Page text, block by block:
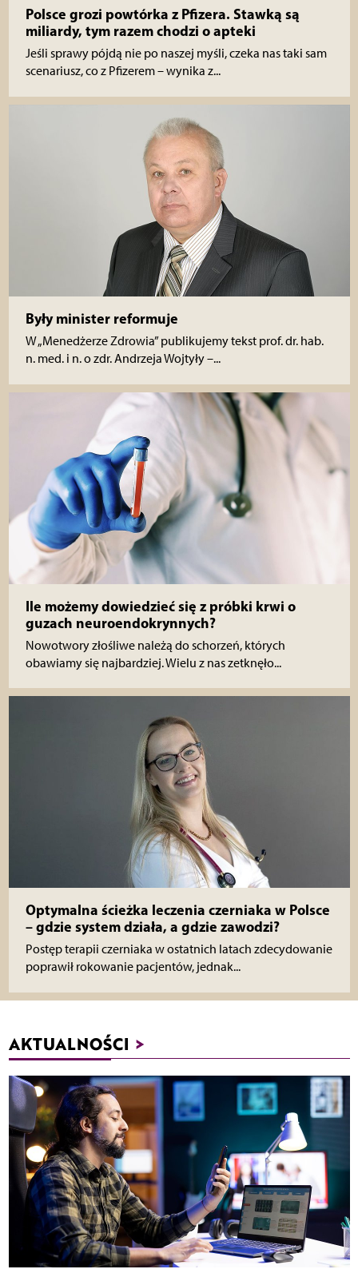
Polsce grozi powtórka z Pfizera. Stawką są
miliardy, tym razem chodzi o apteki
Jeśli sprawy pójdą nie po naszej myśli, czeka nas taki sam
scenariusz, co z Pfizerem – wynika z...
Były minister reformuje
W „Menedżerze Zdrowia” publikujemy tekst prof. dr. hab.
n. med. i n. o zdr. Andrzeja Wojtyły –...
Ile możemy dowiedzieć się z próbki krwi o
guzach neuroendokrynnych?
Nowotwory złośliwe należą do schorzeń, których
obawiamy się najbardziej. Wielu z nas zetknęło...
Optymalna ścieżka leczenia czerniaka w Polsce
– gdzie system działa, a gdzie zawodzi?
Postęp terapii czerniaka w ostatnich latach zdecydowanie
poprawił rokowanie pacjentów, jednak...
AKTUALNOŚCI >